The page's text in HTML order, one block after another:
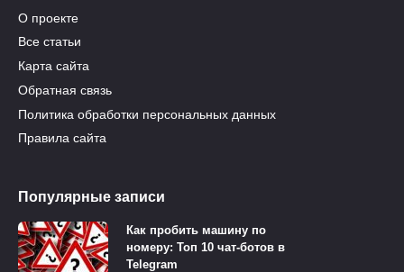
О проекте
Все статьи
Карта сайта
Обратная связь
Политика обработки персональных данных
Правила сайта
Популярные записи
Как пробить машину по
номеру: Топ 10 чат-ботов в
Telegram